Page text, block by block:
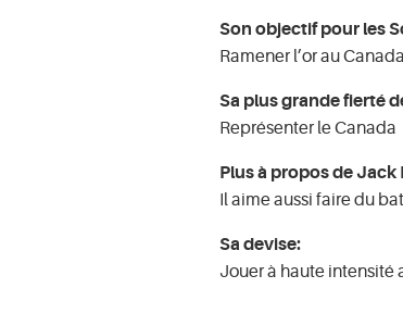
Son objectif pour les
Ramener l’or au
Sa plus grande fierté
Représenter le Canada
Plus à propos de Jack
Il aime aussi faire du
Sa devise:
Jouer à haute intensité